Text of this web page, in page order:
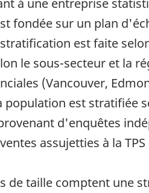
fondée sur un plan
est faite
le sous-secteur et la
(Vancouver,
population est stratifiée
d'enquêtes
assujetties à la
de taille comptent une